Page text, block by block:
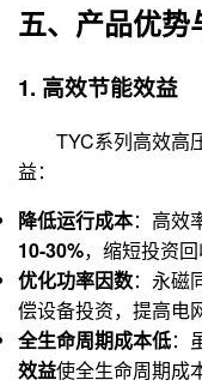
五、产品优势
1. 高效节能效益
TYC系列高效高
益：
降低运行成本：高效
10-30%，缩短投资
优化功率因数：永磁
偿设备投资，提高电
全生命周期成本低：
效益使全生命周期成